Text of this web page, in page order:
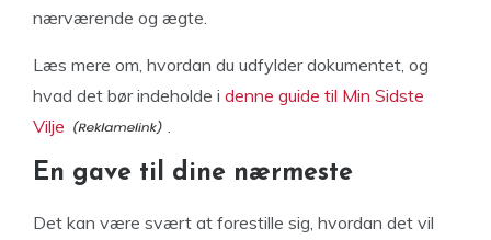
nærværende og ægte.
Læs mere om, hvordan du udfylder dokumentet, og
hvad det bør indeholde i denne guide til Min Sidste
Vilje
En gave til dine nærmeste
Det kan være svært at forestille sig, hvordan det vil